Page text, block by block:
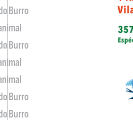
Burro
Burro
Burro
Burro